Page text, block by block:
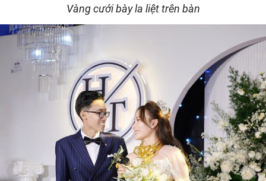
Vàng cưới bày la liệt trên bàn